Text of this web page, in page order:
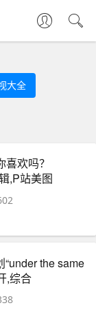
大全
欢吗？
,P站美图
the same
,综合